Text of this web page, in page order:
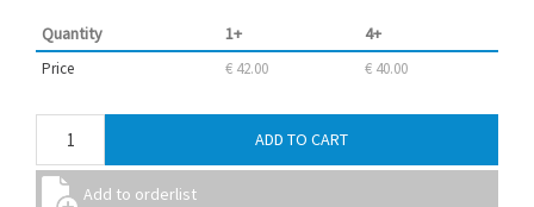
Quantity 1+ 4+
Price € 42.00 € 40.00